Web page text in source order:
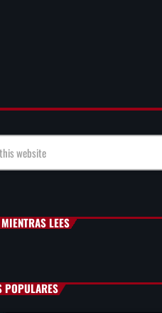
histórica’ del papa León XIV en
LEES
POPULARES